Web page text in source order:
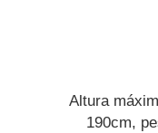
Altura
190cm,